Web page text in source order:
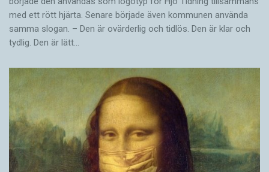
med ett rött hjärta. Senare började även kommunen använda
samma slogan. – Den är ovärderlig och tidlös. Den är klar och
tydlig. Den är lätt…